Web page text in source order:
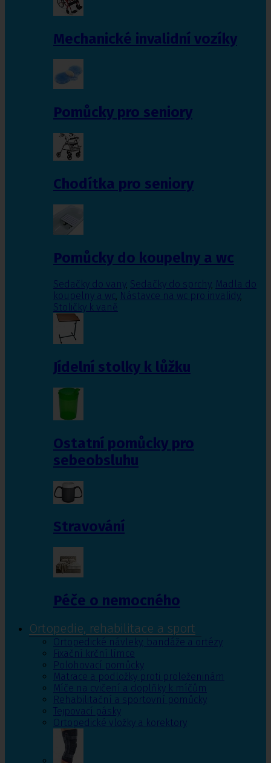
Mechanické invalidní vozíky
Pomůcky pro seniory
Chodítka pro seniory
Pomůcky do koupelny a wc
Sedačky do vany, Sedačky do sprchy, Madla do
koupelny a wc, Nástavce na wc pro invalidy,
Stoličky k vaně
Jídelní stolky k lůžku
Ostatní pomůcky pro
sebeobsluhu
Stravování
Péče o nemocného
Ortopedie, rehabilitace a sport
Ortopedické návleky, bandáže a ortézy
Fixační krční límce
Polohovací pomůcky
Matrace a podložky proti proleženinám
Míče na cvičení a doplňky k míčům
Rehabilitační a sportovní pomůcky
Tejpovací pásky
Ortopedické vložky a korektory